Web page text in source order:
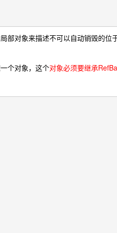
部对象来描述不可以自动销毁的
个对象，这个对象必须要继承